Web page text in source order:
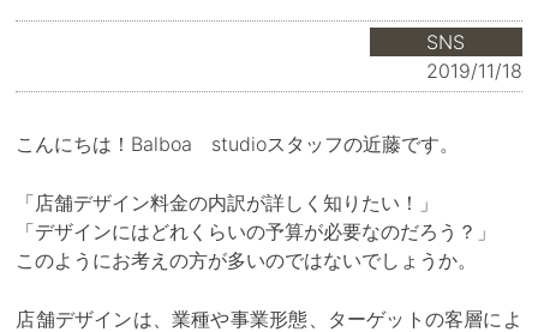
SNS
2019/11/18
こんにちは！Balboa studioスタッフの近藤です。
「店舗デザイン料金の内訳が詳しく知りたい！」
「デザインにはどれくらいの予算が必要なのだろう？」
このようにお考えの方が多いのではないでしょうか。
店舗デザインは、業種や事業形態、ターゲットの客層によ